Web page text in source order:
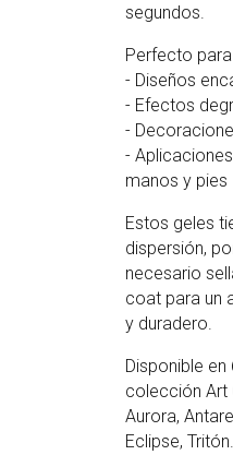
segundos.
Perfecto
- Diseños
- Efectos
-
-
manos y pies
Estos geles
dispersión,
necesario
coat para un
y duradero.
Disponible
colección Art
Aurora,
Eclipse, Tritón.